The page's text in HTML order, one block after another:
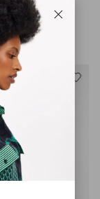
Закрыть